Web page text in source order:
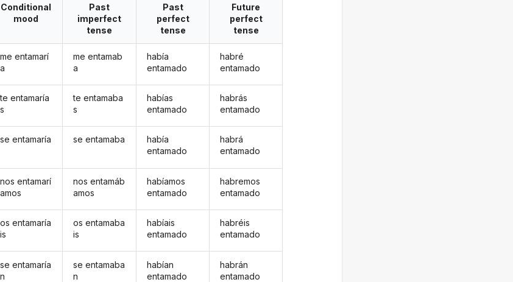
Conditional
mood
me entamarí
a
te entamaría
s
se entamaría
nos entamarí
amos
os entamaría
is
se entamaría
n
Past
imperfect
tense
me entamab
a
te entamaba
s
se entamaba
nos entamáb
amos
os entamaba
is
se entamaba
n
Past
perfect
tense
había
entamado
habías
entamado
había
entamado
habíamos
entamado
habíais
entamado
habían
entamado
Future
perfect
tense
habré
entamado
habrás
entamado
habrá
entamado
habremos
entamado
habréis
entamado
habrán
entamado